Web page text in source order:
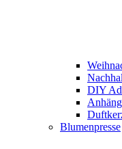
DIY
Blumenpresse